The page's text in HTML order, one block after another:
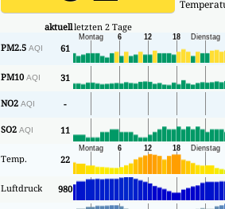
aktuellletzten 2 Tage
PM2.5 AQI 61
PM10 AQI 31
NO2 AQI -
SO2 AQI 11
Temp. 22
Luftdruck 980